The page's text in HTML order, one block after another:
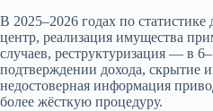
В 2025–2026 годах по статистике
центр, реализация имущества
случаев, реструктуризация — в
подтверждении дохода, скрытие
недостоверная информация
более жёсткую процедуру.